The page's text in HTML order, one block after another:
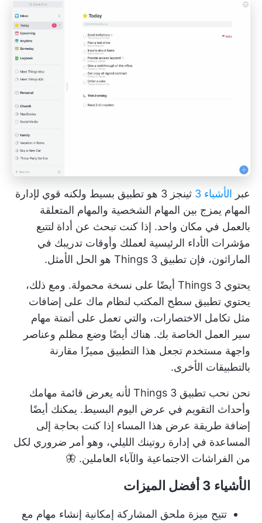
عبر الأشياء 3
ثينجز 3 هو تطبيق بسيط ولكنه قوي لإدارة
المهام يمزج بين المهام الشخصية والمهام المتعلقة
بالعمل في مكان واحد. إذا كنت تبحث عن أداة لتتبع
مؤشرات الأداء الرئيسية لعملك وأوقات تدريبك في
الماراثون، فإن تطبيق Things 3 هو الحل الأمثل.
يحتوي Things 3 أيضًا على نسخة محمولة. ومع ذلك،
يحتوي تطبيق سطح المكتب لنظام ماك على إضافات
مثل تكامل الاختصارات، والتي تعمل على أتمتة مهام
سير العمل الخاصة بك. هناك أيضًا وضع مظلم وعناصر
واجهة مستخدم تجعل هذا التطبيق مميزًا مقارنة
بالتطبيقات الأخرى.
نحن نحب تطبيق Things 3 لأنه يعرض قائمة مهامك
وأحداث التقويم في عرض اليوم البسيط. يمكنك أيضًا
إضافة طريقة عرض هذا المساء إذا كنت بحاجة إلى
المساعدة في إدارة روتينك الليلي، وهو أمر ضروري لكل
من الفراشات الاجتماعية والآباء العاملين. 🦋
الأشياء 3 أفضل الميزات
تتيح ميزة ملحق المشاركة إمكانية إنشاء مهام مع